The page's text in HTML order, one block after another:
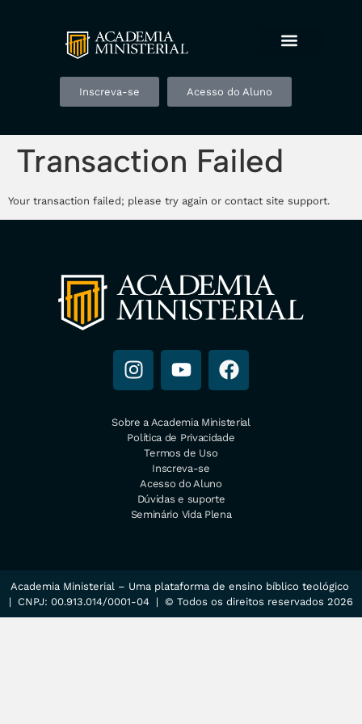
Inscreva-se Acesso do Aluno
Transaction Failed
Your transaction failed; please try again or contact site support.
Sobre a Academia Ministerial
Política de Privacidade
Termos de Uso
Inscreva-se
Acesso do Aluno
Dúvidas e suporte
Seminário Vida Plena
Academia Ministerial – Uma plataforma de ensino bíblico teológico
| CNPJ: 00.913.014/0001-04 | © Todos os direitos reservados 2026